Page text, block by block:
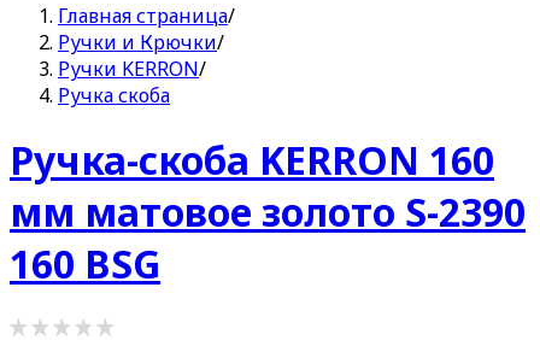
Главная страница/
Ручки и Крючки/
Ручки KERRON/
Ручка скоба
Ручка-скоба KERRON 160
мм матовое золото S-2390
160 BSG